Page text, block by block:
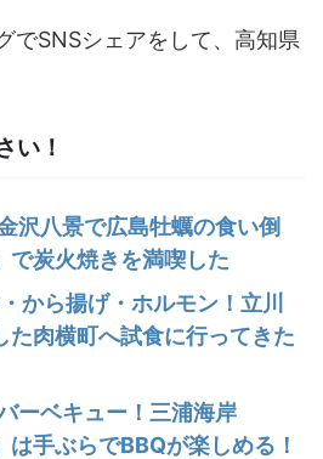
でSNSシェアをして、高知県
い！
沢八景で広島牡蠣の食い倒
で炭火焼きを満喫した
から揚げ・ホルモン！立川
た肉横町へ試食に行ってきた
ーベキュー！三浦海岸
は手ぶらでBBQが楽しめる！